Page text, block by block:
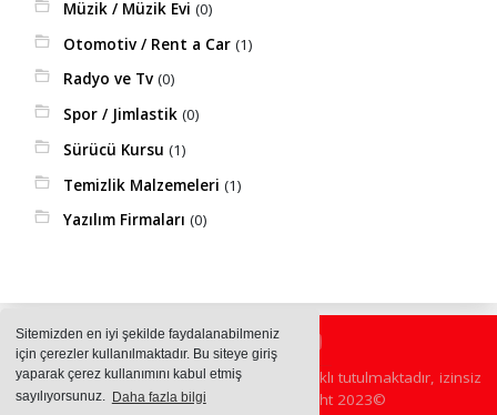
Sitemizden en iyi şekilde faydalanabilmeniz
için çerezler kullanılmaktadır. Bu siteye giriş
yaparak çerez kullanımını kabul etmiş
sayılıyorsunuz. Daha fazla bilgi
Müzik / Müzik Evi(0)
Otomotiv / Rent a Car(1)
Radyo ve Tv(0)
Spor / Jimlastik(0)
Sürücü Kursu(1)
Temizlik Malzemeleri(1)
Yazılım Firmaları(0)
Sitemizde bulunan içeriklerin tüm hakları saklı tutulmaktadır, izinsiz
içerikler kullanılamaz. Copyright 2023©